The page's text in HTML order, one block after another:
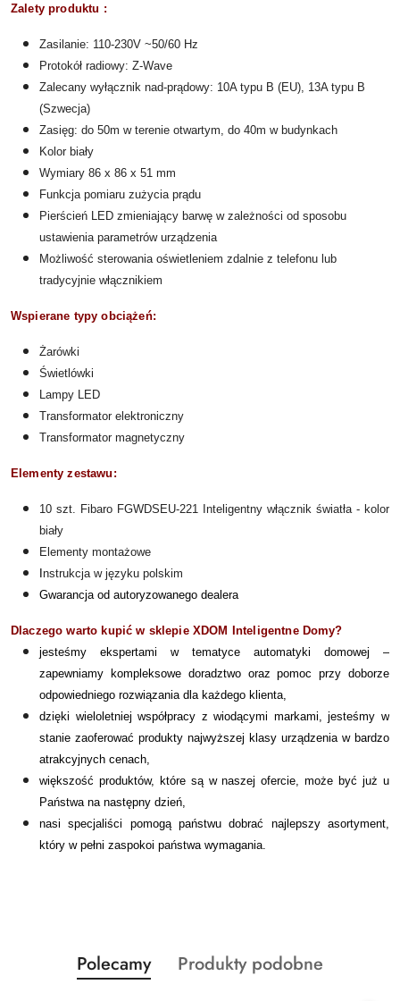
Zalety produktu :
Zasilanie: 110-230V ~50/60 Hz
Protokół radiowy: Z-Wave
Zalecany wyłącznik nad-prądowy: 10A typu B (EU), 13A typu B
(Szwecja)
Zasięg: do 50m w terenie otwartym, do 40m w budynkach
Kolor biały
Wymiary 86 x 86 x 51 mm
Funkcja pomiaru zużycia prądu
Pierścień LED zmieniający barwę w zależności od sposobu
ustawienia parametrów urządzenia
Możliwość sterowania oświetleniem zdalnie z telefonu lub
tradycyjnie włącznikiem
Wspierane typy obciążeń:
Żarówki
Świetlówki
Lampy LED
Transformator elektroniczny
Transformator magnetyczny
Elementy zestawu:
10 szt. Fibaro FGWDSEU-221 Inteligentny włącznik światła - kolor
biały
Elementy montażowe
nstrukcja w języku polskim
Gwarancja od autoryzowanego dealera
Dlaczego warto kupić w sklepie XDOM Inteligentne Domy?
jesteśmy ekspertami w tematyce automatyki domowej –
zapewniamy kompleksowe doradztwo oraz pomoc przy doborze
odpowiedniego rozwiązania dla każdego klienta,
dzięki wieloletniej współpracy z wiodącymi markami, jesteśmy w
stanie zaoferować produkty najwyższej klasy urządzenia w bardzo
atrakcyjnych cenach,
większość produktów, które są w naszej ofercie, może być już u
Państwa na następny dzień,
nasi specjaliści pomogą państwu dobrać najlepszy asortyment,
który w pełni zaspokoi państwa wymagania.
Pomiń karuzelę produktów
Produkty
o
Polecamy
Produkty
Produkty podobne